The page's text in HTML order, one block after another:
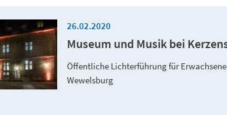
26.02.2020
Museum und Musik bei
Öffentliche Lichterführung für
Wewelsburg